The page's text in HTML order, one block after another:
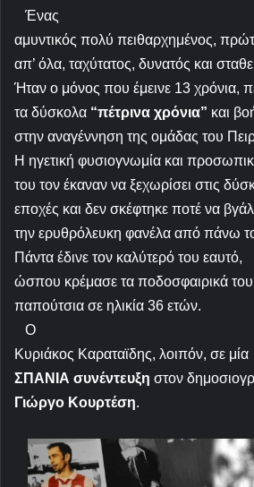
Ένας
αμυντικός πολύ πειθαρχημένος,
απ’ όλα, ταχύτατος, δυνατός και
Ήταν ο μόνος που έμεινε 13 χρόνια,
τα δύσκολα “πέτρινα χρόνια” και
στην αναγέννηση της ομάδας του
Η ηγετική φυσιογνωμία και
του τον έκαναν να ξεχωρίσει στις
εποχές και δεν σκέφτηκε ποτέ να
την ερυθρόλευκη φανέλα από πάνω
Πάντα έδινε τον καλύτερό του εαυτό,
ώσπου κρέμασε τα ποδοσφαιρικά του
παπούτσια σε ηλικία 36 ετών.
Ο
Κυριάκος Καραταϊδης, λοιπόν, σε μία
ΣΠΑΝΙΑ συνέντευξη στον
Γιώργο Κουρτέση.